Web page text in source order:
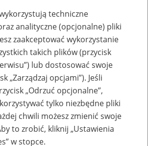
lub
zakładów pracy
techniczne
analityczne (opcjonalne) pliki
zaakceptować wykorzystanie
takich plików (przycisk
lub dostosować swoje
„Zarządzaj opcjami”). Jeśli
„Odrzuć opcjonalne”,
tylko niezbędne pliki
chwili możesz zmienić swoje
to zrobić, kliknij „Ustawienia
w stopce.